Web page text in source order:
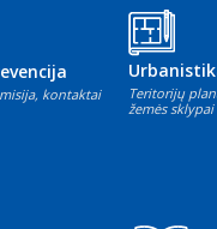
kontaktai
Teritorijų
žemės sklypai